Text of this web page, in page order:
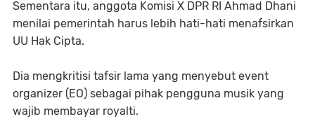
Sementara itu, anggota Komisi X DPR RI Ahmad Dhani
menilai pemerintah harus lebih hati-hati menafsirkan
UU Hak Cipta.
Dia mengkritisi tafsir lama yang menyebut event
organizer (EO) sebagai pihak pengguna musik yang
wajib membayar royalti.